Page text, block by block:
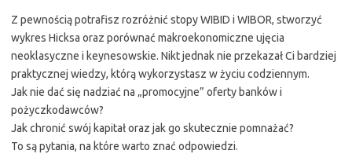
Z pewnością potrafisz rozróżnić stopy WIBID i WIBOR, stworzyć
wykres Hicksa oraz porównać makroekonomiczne ujęcia
neoklasyczne i keynesowskie. Nikt jednak nie przekazał Ci bardziej
praktycznej wiedzy, którą wykorzystasz w życiu codziennym.
Jak nie dać się nadziać na „promocyjne” oferty banków i
pożyczkodawców?
Jak chronić swój kapitał oraz jak go skutecznie pomnażać?
To są pytania, na które warto znać odpowiedzi.